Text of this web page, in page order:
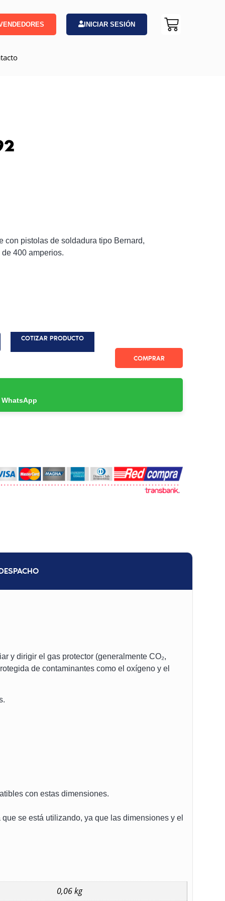
INICIAR SESIÓN
con pistolas de soldadura tipo Bernard,
400 amperios.
COTIZAR PRODUCTO
COMPRAR
y dirigir el gas protector (generalmente CO₂,
de contaminantes como el oxígeno y el
con estas dimensiones.
se está utilizando, ya que las dimensiones y el
0,06 kg